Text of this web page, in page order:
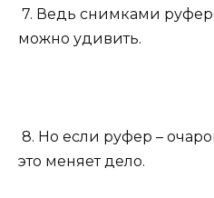
7. Ведь снимками
можно удивить.
8. Но если руфер –
это меняет дело.